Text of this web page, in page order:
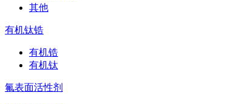
其他
有机钛锆
有机锆
有机钛
氟表面活性剂